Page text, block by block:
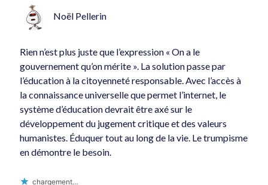
Noël Pellerin
Rien n’est plus juste que l’expression « On a le
gouvernement qu’on mérite ». La solution passe par
l’éducation à la citoyenneté responsable. Avec l’accès à
la connaissance universelle que permet l’internet, le
système d’éducation devrait être axé sur le
développement du jugement critique et des valeurs
humanistes. Éduquer tout au long de la vie. Le trumpisme
en démontre le besoin.
chargement…